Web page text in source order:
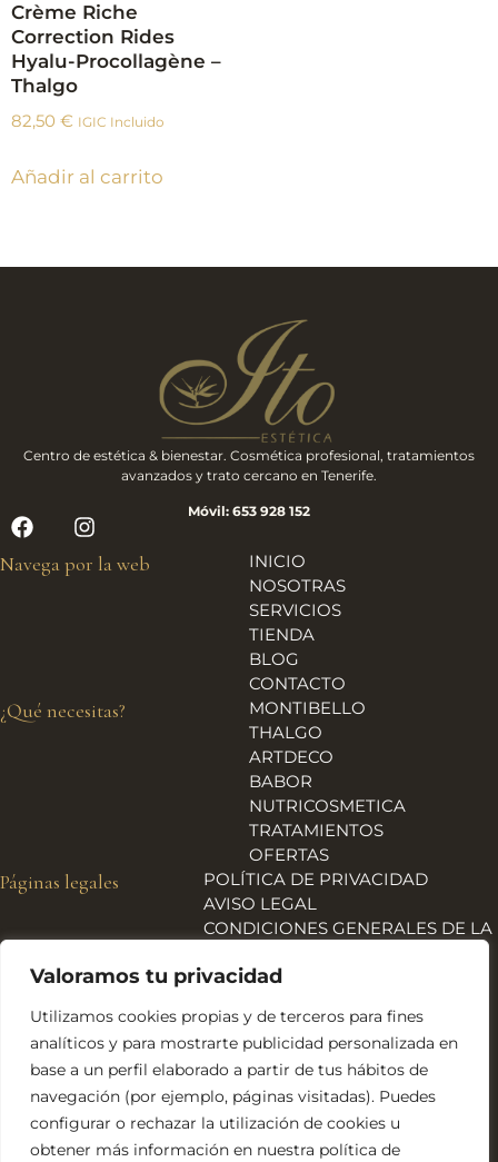
Valoramos tu privacidad
Utilizamos cookies propias y de terceros para fines
analíticos y para mostrarte publicidad personalizada en
base a un perfil elaborado a partir de tus hábitos de
navegación (por ejemplo, páginas visitadas). Puedes
configurar o rechazar la utilización de cookies u
obtener más información en nuestra política de
Crème Riche
Correction Rides
Hyalu-Procollagène –
Thalgo
82,50 € IGIC Incluido
Añadir al carrito
Centro de estética & bienestar. Cosmética profesional, tratamientos
avanzados y trato cercano en Tenerife.
Móvil: 653 928 152
Navega por la web
INICIO
NOSOTRAS
SERVICIOS
TIENDA
BLOG
CONTACTO
¿Qué necesitas?
MONTIBELLO
THALGO
ARTDECO
BABOR
NUTRICOSMETICA
TRATAMIENTOS
OFERTAS
Páginas legales
POLÍTICA DE PRIVACIDAD
AVISO LEGAL
CONDICIONES GENERALES DE LA
ENVÍOS, DEVOLUCIONES Y
POLÍTICA DE COOKIES
DECLARACIÓN DE
ACCESIBILIDAD
Financiado por la Unión Europea – NextGeneration EU